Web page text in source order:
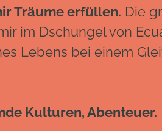
Träume erfüllen. Die
im Dschungel von
Lebens bei einem
Kulturen, Abenteuer.